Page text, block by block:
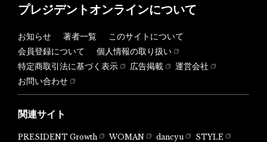
プレジデントオンラインについて
お知らせ 著者一覧
このサイトについて
会員登録について
個人情報の取り扱い
特定商取引法に基づく表示
広告掲載
運営会社
お問い合わせ
関連サイト
PRESIDENT Growth WOMAN dancyu
STYLE